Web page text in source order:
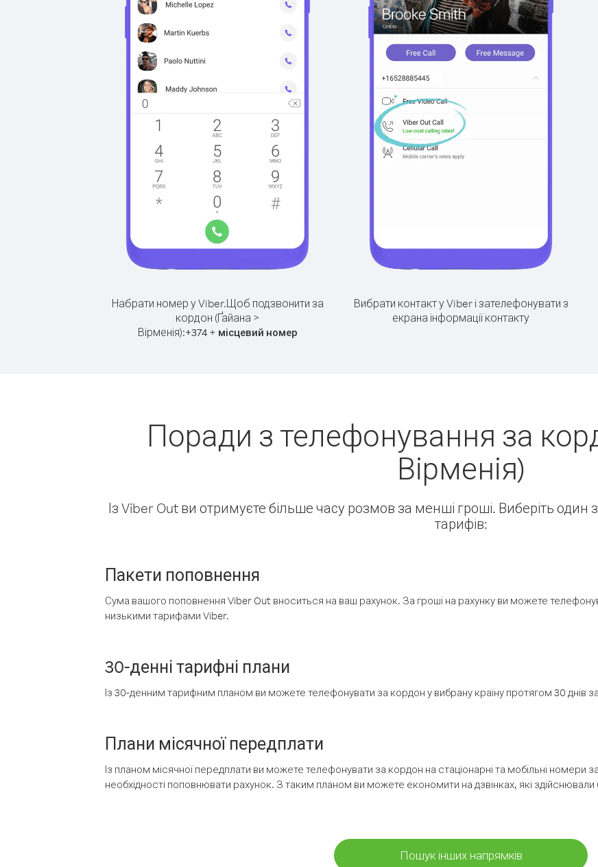
Набрати номер у Viber.Щоб подзвонити за
кордон (Ґайана >
Вірменія):+374+ місцевий номер
Вибрати контакт у Viber і зателефонувати з
екрана інформації контакту
Поради з телефонування за
Вірменія)
Із Viber Out ви отримуєте більше часу розмов за менші гроші. Виберіть один
тарифів:
Пакети поповнення
Сума вашого поповнення Viber Out вноситься на ваш рахунок. За гроші на рахунку ви можете
низькими тарифами Viber.
30-денні тарифні плани
Із 30-денним тарифним планом ви можете телефонувати за кордон у вибрану країну протягом 30 днів
Плани місячної передплати
Із планом місячної передплати ви можете телефонувати за кордон на стаціонарні та мобільні номери
необхідності поповнювати рахунок. З таким планом ви можете економити на дзвінках, які здійснювали
Пошук інших напрямків